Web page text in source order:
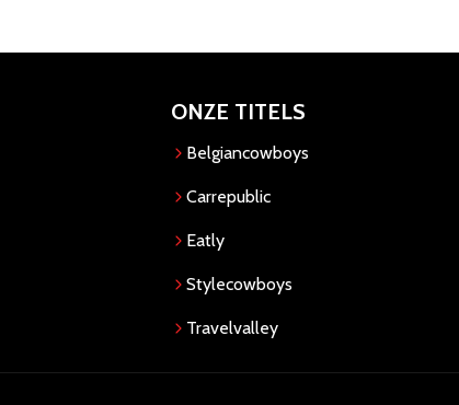
ONZE TITELS
Belgiancowboys
Carrepublic
Eatly
Stylecowboys
Travelvalley